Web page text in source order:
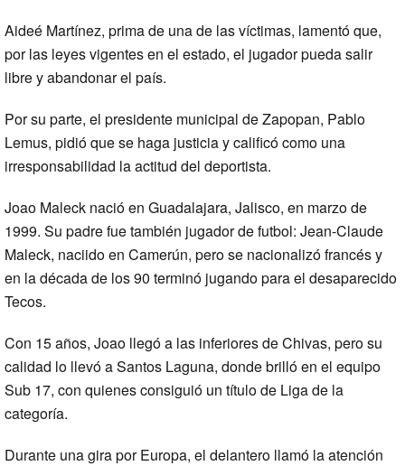
Aideé Martínez, prima de una de las víctimas, lamentó que,
por las leyes vigentes en el estado, el jugador pueda salir
libre y abandonar el país.
Por su parte, el presidente municipal de Zapopan, Pablo
Lemus, pidió que se haga justicia y calificó como una
irresponsabilidad la actitud del deportista.
Joao Maleck nació en Guadalajara, Jalisco, en marzo de
1999. Su padre fue también jugador de futbol: Jean-Claude
Maleck, naciido en Camerún, pero se nacionalizó francés y
en la década de los 90 terminó jugando para el desaparecido
Tecos.
Con 15 años, Joao llegó a las inferiores de Chivas, pero su
calidad lo llevó a Santos Laguna, donde brilló en el equipo
Sub 17, con quienes consiguió un título de Liga de la
categoría.
Durante una gira por Europa, el delantero llamó la atención